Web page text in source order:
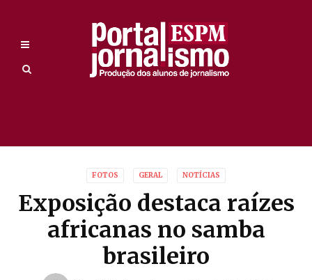
FOTOS GERAL NOTÍCIAS
Exposição destaca raízes
africanas no samba
brasileiro